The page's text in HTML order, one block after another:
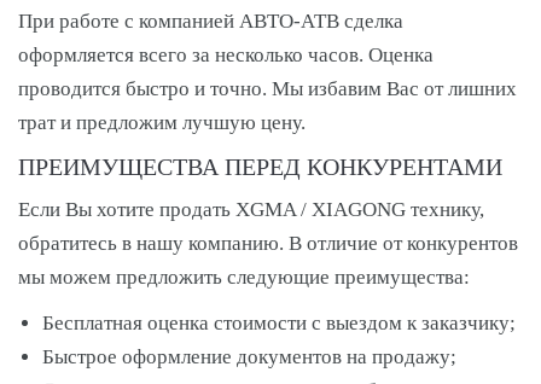
При работе с компанией АВТО-АТВ сделка
оформляется всего за несколько часов. Оценка
проводится быстро и точно. Мы избавим Вас от лишних
трат и предложим лучшую цену.
ПРЕИМУЩЕСТВА ПЕРЕД КОНКУРЕНТАМИ
Если Вы хотите продать XGMA / XIAGONG технику,
обратитесь в нашу компанию. В отличие от конкурентов
мы можем предложить следующие преимущества:
Бесплатная оценка стоимости с выездом к заказчику;
Быстрое оформление документов на продажу;